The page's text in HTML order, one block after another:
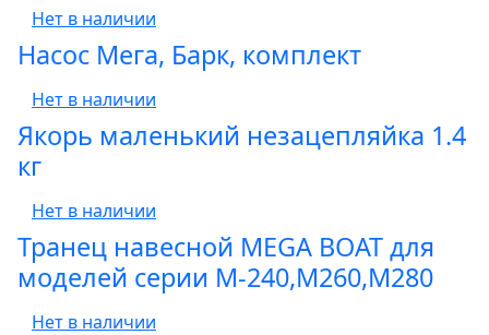
Нет в наличии
Насос Мега, Барк, комплект
Нет в наличии
Якорь маленький незацепляйка 1.4
кг
Нет в наличии
Транец навесной MEGA BOAT для
моделей серии М-240,М260,М280
Нет в наличии